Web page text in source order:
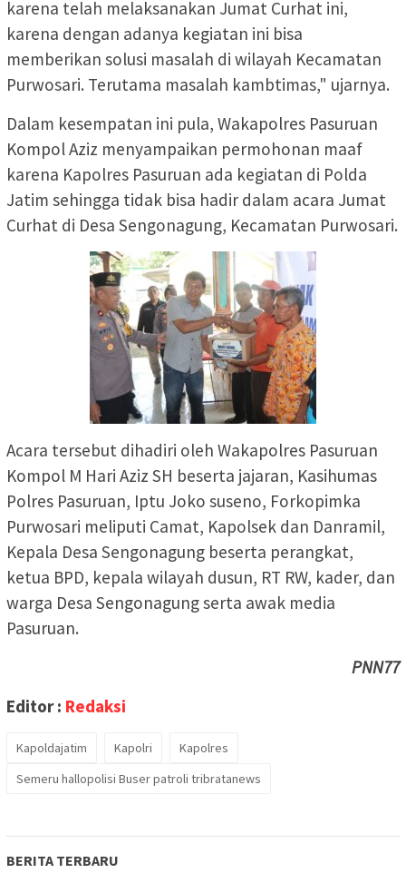
karena telah melaksanakan Jumat Curhat ini,
karena dengan adanya kegiatan ini bisa
memberikan solusi masalah di wilayah Kecamatan
Purwosari. Terutama masalah kambtimas," ujarnya.
Dalam kesempatan ini pula, Wakapolres Pasuruan
Kompol Aziz menyampaikan permohonan maaf
karena Kapolres Pasuruan ada kegiatan di Polda
Jatim sehingga tidak bisa hadir dalam acara Jumat
Curhat di Desa Sengonagung, Kecamatan Purwosari.
Acara tersebut dihadiri oleh Wakapolres Pasuruan
Kompol M Hari Aziz SH beserta jajaran, Kasihumas
Polres Pasuruan, Iptu Joko suseno, Forkopimka
Purwosari meliputi Camat, Kapolsek dan Danramil,
Kepala Desa Sengonagung beserta perangkat,
ketua BPD, kepala wilayah dusun, RT RW, kader, dan
warga Desa Sengonagung serta awak media
Pasuruan.
PNN77
Editor : Redaksi
Kapoldajatim Kapolri
Kapolres
Semeru hallopolisi Buser patroli tribratanews
BERITA TERBARU